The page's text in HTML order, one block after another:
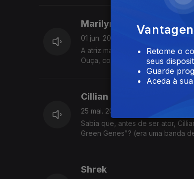
Marilyn Monroe
01 jun. 2026
A atriz mais famosa de sempre
Ouça, comente, me segue,
Cillian Murphy
25 mai. 2026
Sabia que, antes de ser ator,
Green Genes"? (era uma banda
Shrek
Retome o
seus
Guarde
Aceda à